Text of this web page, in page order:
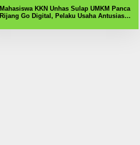
Mahasiswa KKN Unhas Sulap UMKM Panca
Rijang Go Digital, Pelaku Usaha Antusias